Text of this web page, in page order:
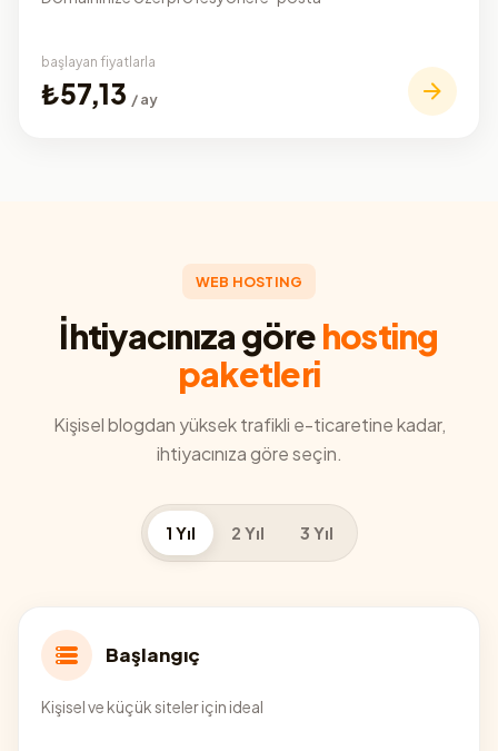
başlayan fiyatlarla
₺57,13 / ay
WEB HOSTING
İhtiyacınıza görehosting
paketleri
Kişisel blogdan yüksek trafikli e-ticaretine kadar,
ihtiyacınıza göre seçin.
1 Yıl 2 Yıl 3 Yıl
Başlangıç
Kişisel ve küçük siteler için ideal